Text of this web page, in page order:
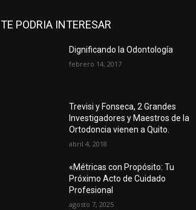
TE PODRIA INTERESAR
Dignificando la Odontología
febrero 14, 2017
Trevisi y Fonseca, 2 Grandes
Investigadores y Maestros de la
Ortodoncia vienen a Quito.
abril 4, 2018
«Métricas con Propósito: Tu
Próximo Acto de Cuidado
Profesional
agosto 7, 2025